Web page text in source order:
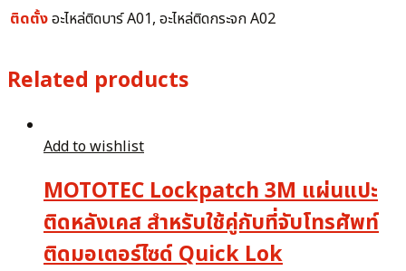
ติดตั้งอะไหล่ติดบาร์ A01, อะไหล่ติดกระจก A02
Related products
Add to wishlist
MOTOTEC Lockpatch 3M แผ่นแปะ
ติดหลังเคส สำหรับใช้คู่กับที่จับโทรศัพท์
ติดมอเตอร์ไซด์ Quick Lok